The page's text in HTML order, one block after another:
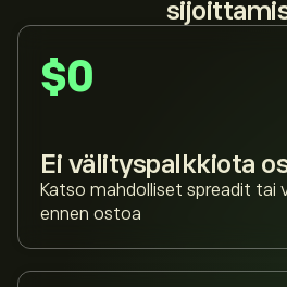
$0
Ei välityspalkkiota
Katso mahdolliset spreadit tai
ennen ostoa